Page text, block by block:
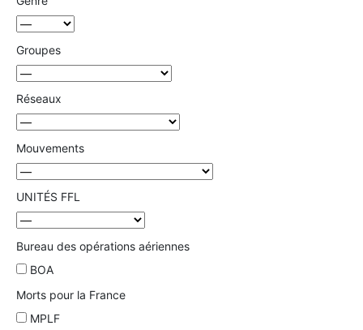
Groupes
Réseaux
Mouvements
UNITÉS FFL
Bureau des opérations aériennes
BOA
Morts pour la France
MPLF